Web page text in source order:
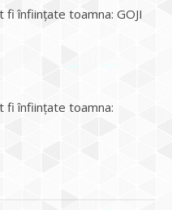
fi înființate toamna: GOJI
fi înființate toamna: